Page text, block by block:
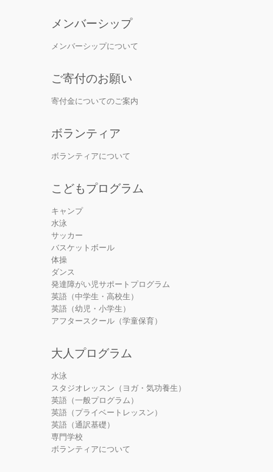
メンバーシップ
メンバーシップについて
ご寄付のお願い
寄付金についてのご案内
ボランティア
ボランティアについて
こどもプログラム
キャンプ
水泳
サッカー
バスケットボール
体操
ダンス
発達障がい児サポートプログラム
英語（中学生・高校生）
英語（幼児・小学生）
アフタースクール（学童保育）
大人プログラム
水泳
スタジオレッスン（ヨガ・気功養生）
英語（一般プログラム）
英語（プライベートレッスン）
英語（通訳基礎）
専門学校
ボランティアについて